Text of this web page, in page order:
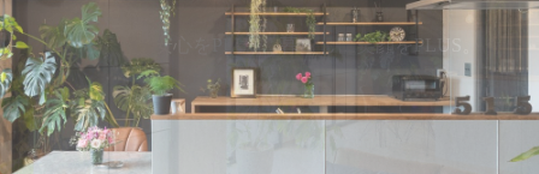
家づく り 安 US、暮らしに笑顔をP L U
あ 想いに PLUSを。